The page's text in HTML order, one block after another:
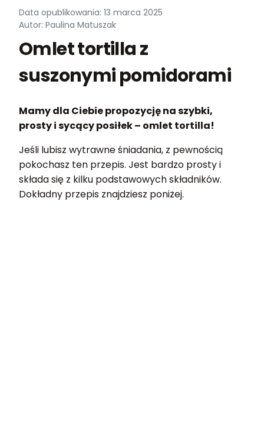
Data opublikowania: 13 marca 2025
Autor: Paulina Matuszak
Omlet tortilla z
suszonymi pomidorami
Mamy dla Ciebie propozycję na szybki,
prosty i sycący posiłek – omlet tortilla!
Jeśli lubisz wytrawne śniadania, z pewnością
pokochasz ten przepis. Jest bardzo prosty i
składa się z kilku podstawowych składników.
Dokładny przepis znajdziesz poniżej.